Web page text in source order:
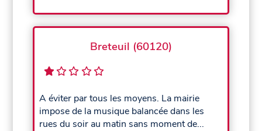
Breteuil (60120)
A éviter par tous les moyens. La mairie
impose de la musique balancée dans les
rues du soir au matin sans moment de...